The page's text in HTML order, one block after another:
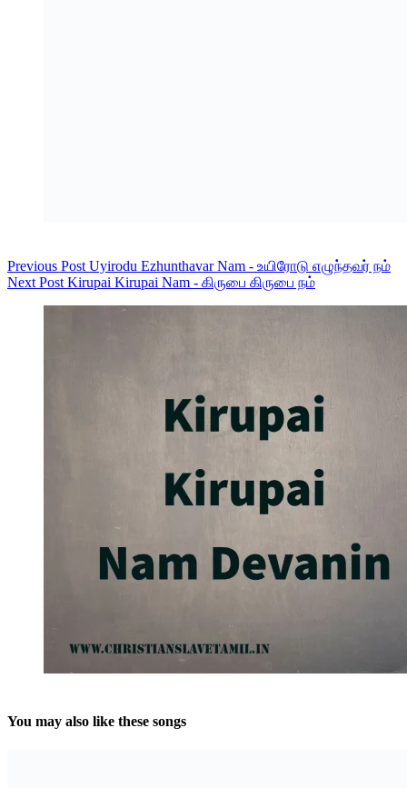
Previous Post Uyirodu Ezhunthavar Nam - உயிரோடு எழுந்தவர் நம்
Next Post Kirupai Kirupai Nam - கிருபை கிருபை நம்
You may also like these songs